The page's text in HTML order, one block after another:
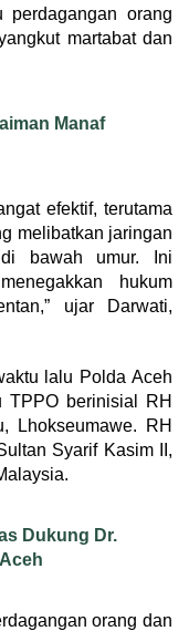
perdagangan orang
martabat dan
Manaf
efektif, terutama
melibatkan jaringan
bawah umur. Ini
hukum
ujar Darwati,
lalu Polda Aceh
TPPO berinisial RH
Lhokseumawe. RH
Syarif Kasim II,
Dukung Dr.
orang dan